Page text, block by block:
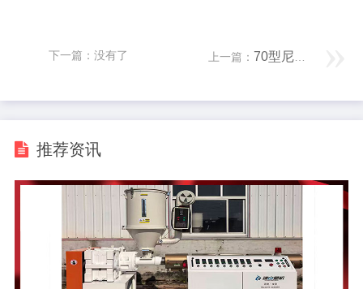
下一篇：没有了 上一篇： 70型尼龙隔热条挤出机
推荐资讯